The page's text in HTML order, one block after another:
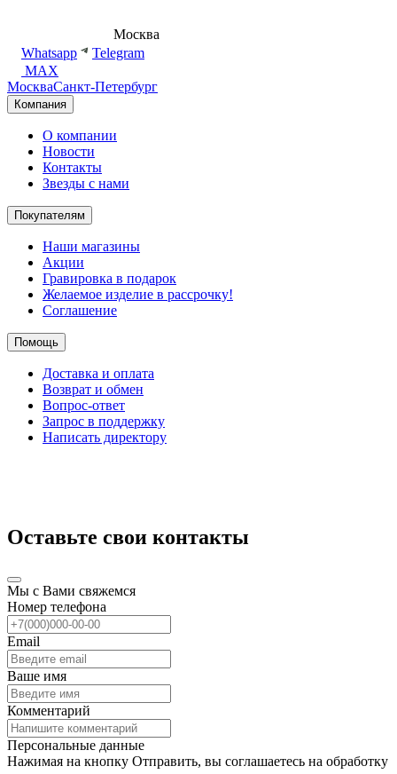
Москва
Whatsapp
Telegram
MAX
МоскваСанкт-Петербург
Компания
О компании
Новости
Контакты
Звезды с нами
Покупателям
Наши магазины
Акции
Гравировка в подарок
Желаемое изделие в рассрочку!
Соглашение
Помощь
Доставка и оплата
Возврат и обмен
Вопрос-ответ
Запрос в поддержку
Написать директору
Оставьте свои контакты
Мы с Вами свяжемся
Номер телефона
Email
Ваше имя
Комментарий
Персональные данные
Нажимая на кнопку Отправить, вы соглашаетесь на обработку